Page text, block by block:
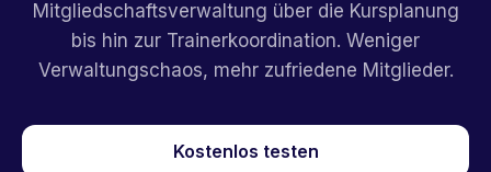
Mitgliedschaftsverwaltung über die Kursplanung
bis hin zur Trainerkoordination. Weniger
Verwaltungschaos, mehr zufriedene Mitglieder.
Kostenlos testen